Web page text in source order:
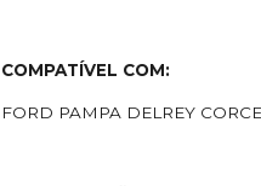
COMPATÍVEL COM:
FORD PAMPA DELREY